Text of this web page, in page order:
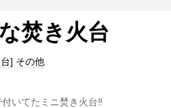
焚き火台
] その他
いてたミニ焚き火台‼️